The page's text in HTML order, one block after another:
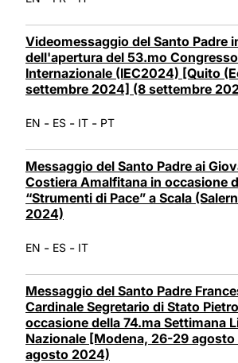
Videomessaggio del Santo Padre
dell'apertura del 53.mo
Internazionale (IEC2024) [Quito
settembre 2024] (8 settembre
EN - ES - IT - PT
Messaggio del Santo Padre ai
Costiera Amalfitana in occasione
“Strumenti di Pace” a Scala
2024)
EN - ES - IT
Messaggio del Santo Padre
Cardinale Segretario di Stato
occasione della 74.ma Settimana
Nazionale [Modena, 26-29
agosto 2024)